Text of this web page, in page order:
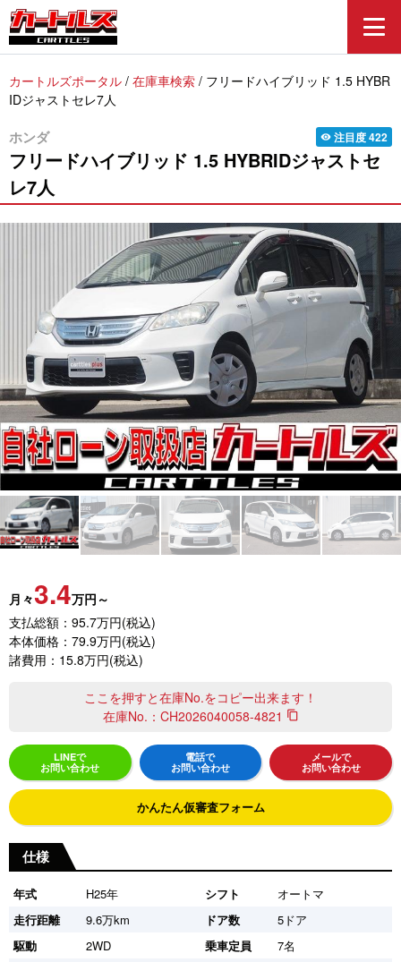
カートルズポータル / 在庫車検索 / フリードハイブリッド 1.5 HYBR
IDジャストセレ7人
ホンダ
フリードハイブリッド 1.5 HYBRIDジャストセ
レ7人
visibility 注目度422
月々3.4万円～
支払総額：95.7万円(税込)
本体価格：79.9万円(税込)
諸費用：15.8万円(税込)
ここを押すと在庫No.をコピー出来ます！
在庫No.： CH2026040058-4821 content_copy
LINEで
お問い合わせ
電話で
お問い合わせ
メールで
お問い合わせ
かんたん仮審査フォーム
仕様
年式 H25年 シフト
オートマ
走行距離
9.6万km ドア数
5ドア
駆動
2WD 乗車定員
7名